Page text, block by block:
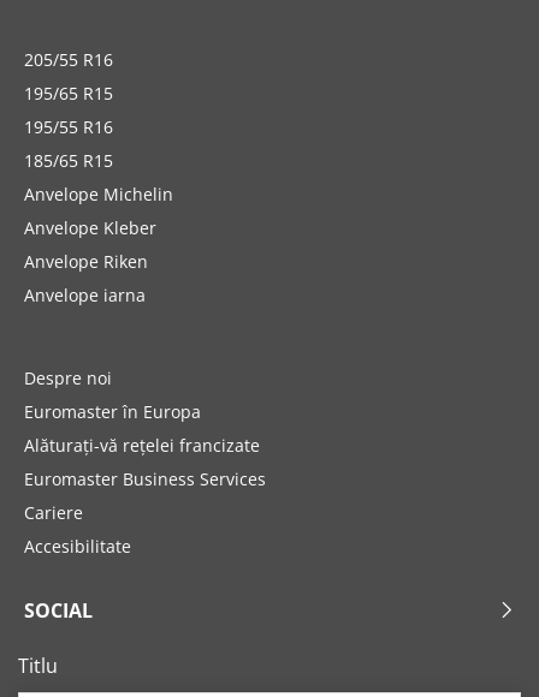
205/55 R16
195/65 R15
195/55 R16
185/65 R15
Anvelope Michelin
Anvelope Kleber
Anvelope Riken
Anvelope iarna
Despre noi
Euromaster în Europa
Alăturați-vă rețelei francizate
Euromaster Business Services
Cariere
Accesibilitate
SOCIAL
Titlu